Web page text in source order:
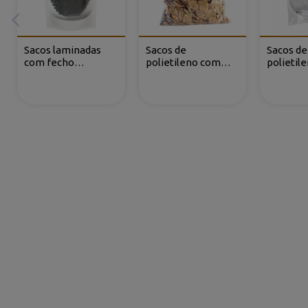
Sacos laminadas
com fecho
Sacos de
polietileno com
Sacos de